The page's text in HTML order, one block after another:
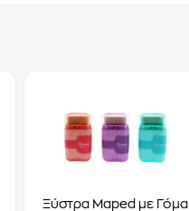
Ξύστρα Maped με Γόμα